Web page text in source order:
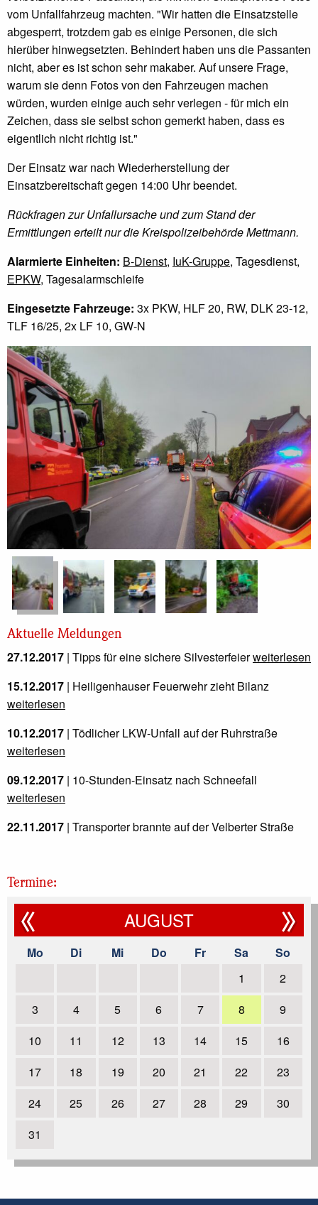
vom Unfallfahrzeug machten. "Wir hatten die Einsatzstelle
abgesperrt, trotzdem gab es einige Personen, die sich
hierüber hinwegsetzten. Behindert haben uns die Passanten
nicht, aber es ist schon sehr makaber. Auf unsere Frage,
warum sie denn Fotos von den Fahrzeugen machen
würden, wurden einige auch sehr verlegen - für mich ein
Zeichen, dass sie selbst schon gemerkt haben, dass es
eigentlich nicht richtig ist."
Der Einsatz war nach Wiederherstellung der
Einsatzbereitschaft gegen 14:00 Uhr beendet.
Rückfragen zur Unfallursache und zum Stand der
Ermittlungen erteilt nur die Kreispolizeibehörde Mettmann.
Alarmierte Einheiten: B-Dienst, IuK-Gruppe, Tagesdienst,
EPKW, Tagesalarmschleife
Eingesetzte Fahrzeuge: 3x PKW, HLF 20, RW, DLK 23-12,
TLF 16/25, 2x LF 10, GW-N
Aktuelle Meldungen
27.12.2017 | Tipps für eine sichere Silvesterfeierweiterlesen
15.12.2017 | Heiligenhauser Feuerwehr zieht Bilanz
weiterlesen
10.12.2017 | Tödlicher LKW-Unfall auf der Ruhrstraße
weiterlesen
09.12.2017 | 10-Stunden-Einsatz nach Schneefall
weiterlesen
22.11.2017 | Transporter brannte auf der Velberter Straße
18.10.2017
weiterlesen
05.10.2017
| Erneut Brand in alter Fabrik
20.09.2017
| Feuermeldung aus verlassener Fabrik
| Nachbarschaftshilfe in Wülfrathweiterlesen
| Beleuchtung für Hubschrauberlandung
weiterlesen
Termine:
AUGUST
Mo Di Mi Do Fr Sa
So
1
2
3
4 5 6 7 8
9
10
11 12 13 14 15
16
17
18 19 20 21 22
23
24
25 26 27 28 29
30
31